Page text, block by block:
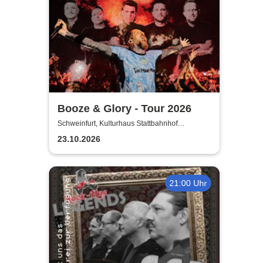
Booze & Glory - Tour 2026
Schweinfurt, Kulturhaus Stattbahnhof
Schweinfurt
23.10.2026
21:00 Uhr